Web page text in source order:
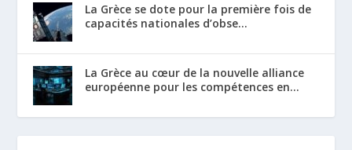
La Grèce se dote pour la première fois de
capacités nationales d’obse...
La Grèce au cœur de la nouvelle alliance
européenne pour les compétences en...